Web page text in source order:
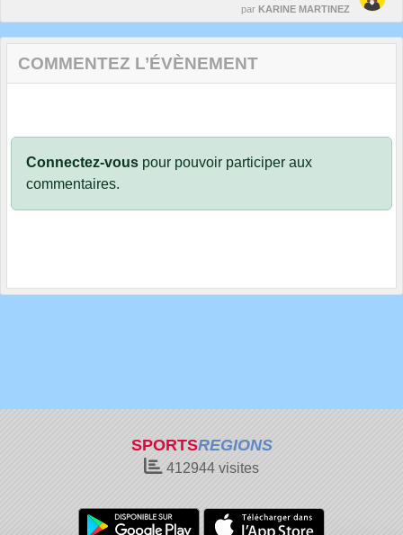
par KARINE MARTINEZ
COMMENTEZ L’ÉVÈNEMENT
Connectez-vous pour pouvoir participer aux
commentaires.
SPORTSREGIONS
412944 visites